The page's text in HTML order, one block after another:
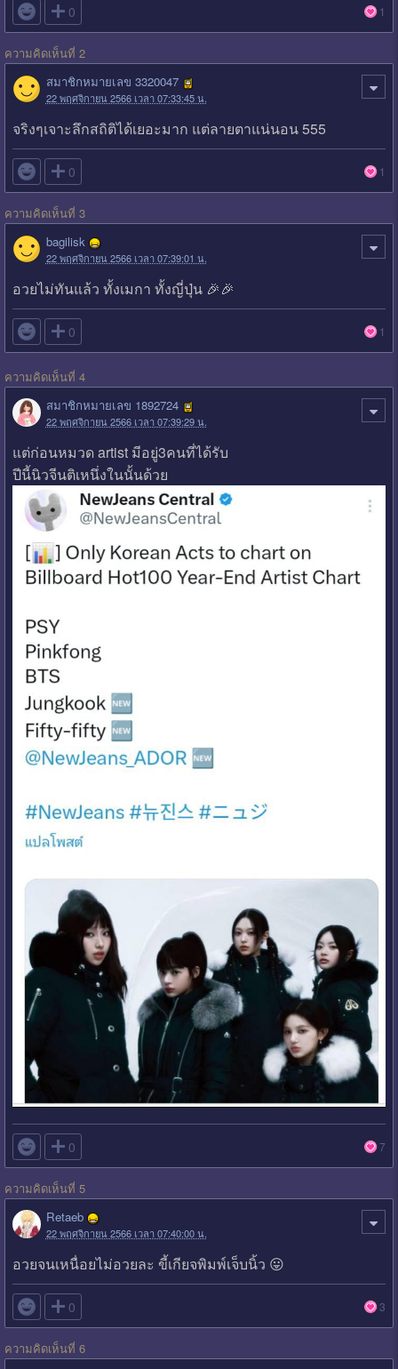
 0 1
ความคิดเห็นที่ 2
สมาชิกหมายเลข 3320047
22 พฤศจิกายน 2566 เวลา 07:33:45 น.
จริงๆเจาะลึกสถิติได้เยอะมาก แต่ลายตาแน่นอน 555
 0 1
ความคิดเห็นที่ 3
bagilisk
22 พฤศจิกายน 2566 เวลา 07:39:01 น.
อวยไม่ทันแล้ว ทั้งเมกา ทั้งญี่ปุ่น 🎉🎉
 0 1
ความคิดเห็นที่ 4
สมาชิกหมายเลข 1892724
22 พฤศจิกายน 2566 เวลา 07:39:29 น.
แต่ก่อนหมวด artist มีอยู่3คนที่ได้รับ
ปีนี้นิวจีนติเหนึ่งในนั้นด้วย
 0 7
ความคิดเห็นที่ 5
Retaeb
22 พฤศจิกายน 2566 เวลา 07:40:00 น.
อวยจนเหนื่อยไม่อวยละ ขี้เกียจพิมพ์เจ็บนิ้ว 😛
 0 3
ความคิดเห็นที่ 6